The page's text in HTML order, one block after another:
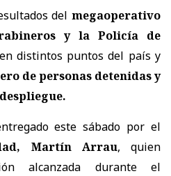
del megaoperativo
y la Policía de
en distintos puntos del país y
de personas detenidas y
este sábado por el
Martín Arrau, quien
alcanzada durante el